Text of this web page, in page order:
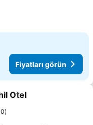
Fiyatları görün
ekle
Otel